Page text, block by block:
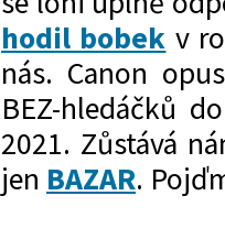
hodil bobek v
nás. Canon
BEZ-hledáčků
2021. Zůstává
jen BAZAR.